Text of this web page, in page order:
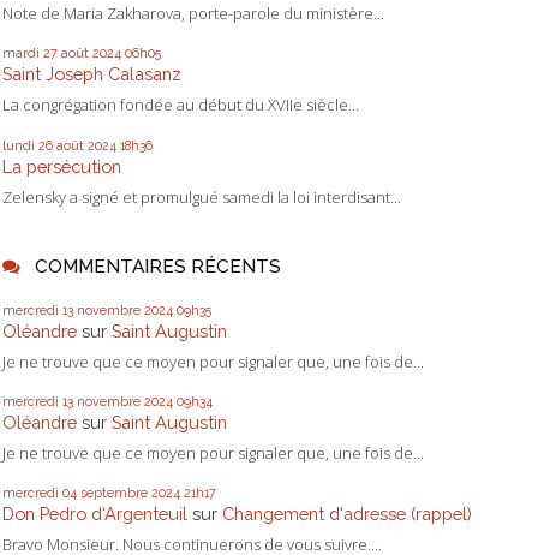
Note de Maria Zakharova, porte-parole du ministère...
mardi 27 août 2024 06h05
Saint Joseph Calasanz
La congrégation fondée au début du XVIIe siècle...
lundi 26 août 2024 18h36
La persécution
Zelensky a signé et promulgué samedi la loi interdisant...
COMMENTAIRES RÉCENTS
mercredi 13 novembre 2024 09h35
Oléandre sur Saint Augustin
Je ne trouve que ce moyen pour signaler que, une fois de...
mercredi 13 novembre 2024 09h34
Oléandre sur Saint Augustin
Je ne trouve que ce moyen pour signaler que, une fois de...
mercredi 04 septembre 2024 21h17
Don Pedro d‘Argenteuil sur Changement d'adresse (rappel)
Bravo Monsieur. Nous continuerons de vous suivre....